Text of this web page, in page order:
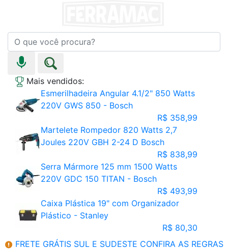
Mais vendidos:
Esmerilhadeira Angular 4.1/2" 850 Watts
220V GWS 850 - Bosch
R$ 358,99
Martelete Rompedor 820 Watts 2,7
Joules 220V GBH 2-24 D Bosch
R$ 838,99
Serra Mármore 125 mm 1500 Watts
220V GDC 150 TITAN - Bosch
R$ 493,99
Caixa Plástica 19" com Organizador
Plástico - Stanley
R$ 80,30
FRETE GRÁTIS SUL E SUDESTE CONFIRA AS REGRAS